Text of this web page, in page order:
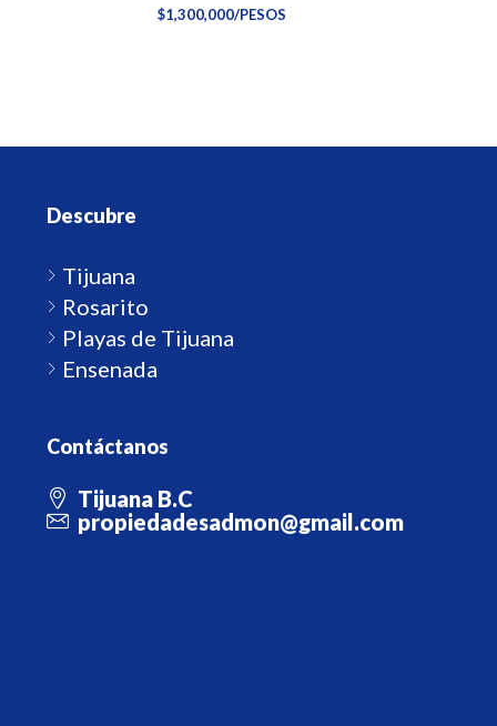
$1,300,000/PESOS
Descubre
Tijuana
Rosarito
Playas de Tijuana
Ensenada
Contáctanos
Tijuana B.C
propiedadesadmon@gmail.com